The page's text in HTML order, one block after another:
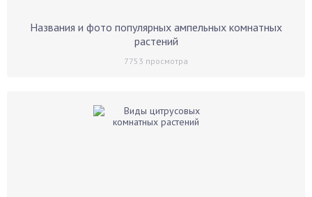
Названия и фото популярных ампельных комнатных
растений
7753 просмотра